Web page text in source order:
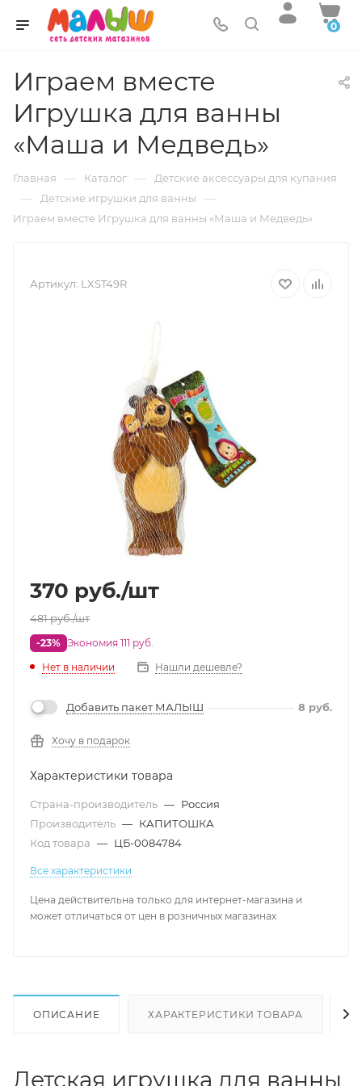
0
Играем вместе
Игрушка для ванны
«Маша и Медведь»
Главная — Каталог — Детские аксессуары для купания
— Детские игрушки для ванны —
Играем вместе Игрушка для ванны «Маша и Медведь»
Артикул: LXST49R
370 руб./шт
481руб./шт
-23% Экономия 111 руб.
Нет в наличии
Нашли дешевле?
Добавить пакет МАЛЫШ 8 руб.
Хочу в подарок
Характеристики товара
Страна-производитель — Россия
Производитель — КАПИТОШКА
Код товара — ЦБ-0084784
Все характеристики
Цена действительна только для интернет-магазина и
может отличаться от цен в розничных магазинах
ОПИСАНИЕ ХАРАКТЕРИСТИКИ ТОВАРА
Детская игрушка для ванны